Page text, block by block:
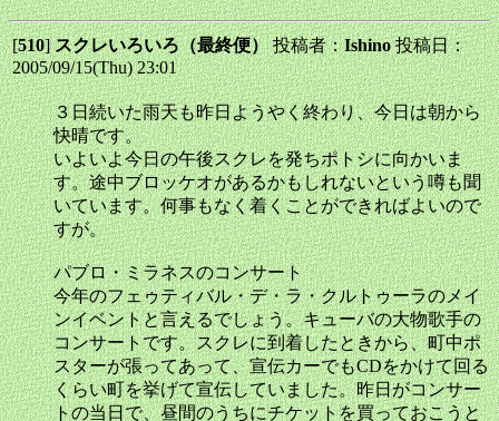
[510]スクレいろいろ（最終便）投稿者：Ishino投稿日：
2005/09/15(Thu) 23:01
３日続いた雨天も昨日ようやく終わり、今日は朝から
快晴です。
いよいよ今日の午後スクレを発ちポトシに向かいま
す。途中ブロッケオがあるかもしれないという噂も聞
いています。何事もなく着くことができればよいので
すが。
パブロ・ミラネスのコンサート
今年のフェゥティバル・デ・ラ・クルトゥーラのメイ
ンイベントと言えるでしょう。キューバの大物歌手の
コンサートです。スクレに到着したときから、町中ポ
スターが張ってあって、宣伝カーでもCDをかけて回る
くらい町を挙げて宣伝していました。昨日がコンサー
トの当日で、昼間のうちにチケットを買っておこうと